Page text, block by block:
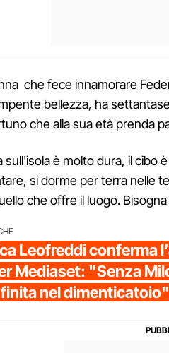
che fece innamorare
bellezza, ha
che alla sua età prenda
sull'isola è molto dura, il cibo
si dorme per terra nelle
che offre il luogo.
Leofreddi conferma
Mediaset: "Senza
nel dimenticatoio"